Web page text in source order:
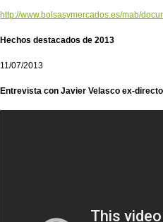
http://www.bolsasymercados.es/mab/
Hechos destacados de 2013
11/07/2013
Entrevista con Javier Velasco ex-